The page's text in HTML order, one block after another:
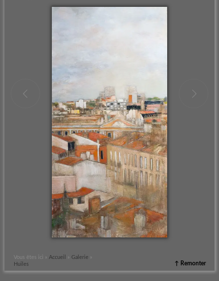
Vous êtes ici » Accueil » Galerie »
Huiles
↑ Remonter